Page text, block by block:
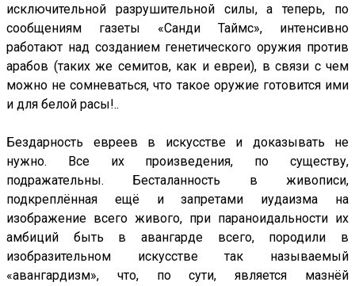
исключительной разрушительной силы, а теперь, по
сообщениям газеты «Санди Таймс», интенсивно
работают над созданием генетического оружия против
арабов (таких же семитов, как и евреи), в связи с чем
можно не сомневаться, что такое оружие готовится ими
и для белой расы!..
Бездарность евреев в искусстве и доказывать не
нужно. Все их произведения, по существу,
подражательны. Бесталанность в живописи,
подкреплённая ещё и запретами иудаизма на
изображение всего живого, при параноидальности их
амбиций быть в авангарде всего, породили в
изобразительном искусстве так называемый
«авангардизм», что, по сути, является мазнёй